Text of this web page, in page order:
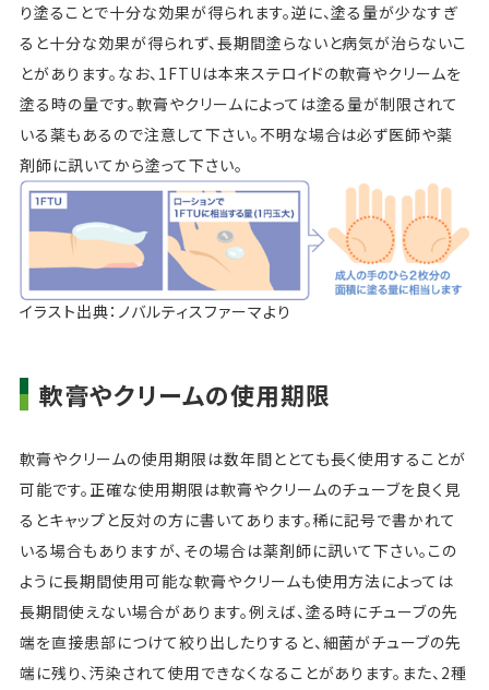
り塗ることで十分な効果が得られます。逆に、塗る量が少なすぎ
ると十分な効果が得られず、長期間塗らないと病気が治らないこ
とがあります。なお、1FTUは本来ステロイドの軟膏やクリームを
塗る時の量です。軟膏やクリームによっては塗る量が制限されて
いる薬もあるので注意して下さい。不明な場合は必ず医師や薬
剤師に訊いてから塗って下さい。
イラスト出典：ノバルティスファーマより
軟膏やクリームの使用期限
軟膏やクリームの使用期限は数年間ととても長く使用することが
可能です。正確な使用期限は軟膏やクリームのチューブを良く見
るとキャップと反対の方に書いてあります。稀に記号で書かれて
いる場合もありますが、その場合は薬剤師に訊いて下さい。この
ように長期間使用可能な軟膏やクリームも使用方法によっては
長期間使えない場合があります。例えば、塗る時にチューブの先
端を直接患部につけて絞り出したりすると、細菌がチューブの先
端に残り、汚染されて使用できなくなることがあります。また、2種